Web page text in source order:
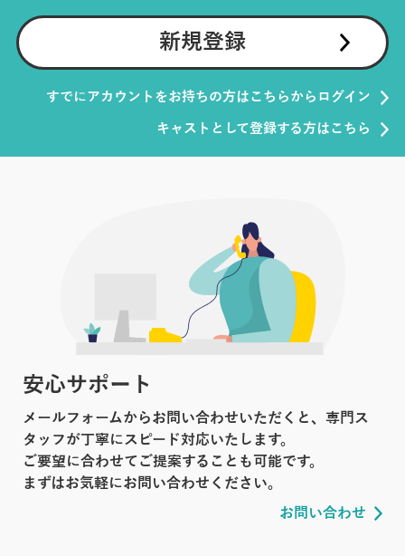
新規登録
すでにアカウントをお持ちの方はこちらからログイン
キャストとして登録する方はこちら
安心サポート
メールフォームからお問い合わせいただくと、専門ス
タッフが丁寧にスピード対応いたします。
ご要望に合わせてご提案することも可能です。
まずはお気軽にお問い合わせください。
お問い合わせ